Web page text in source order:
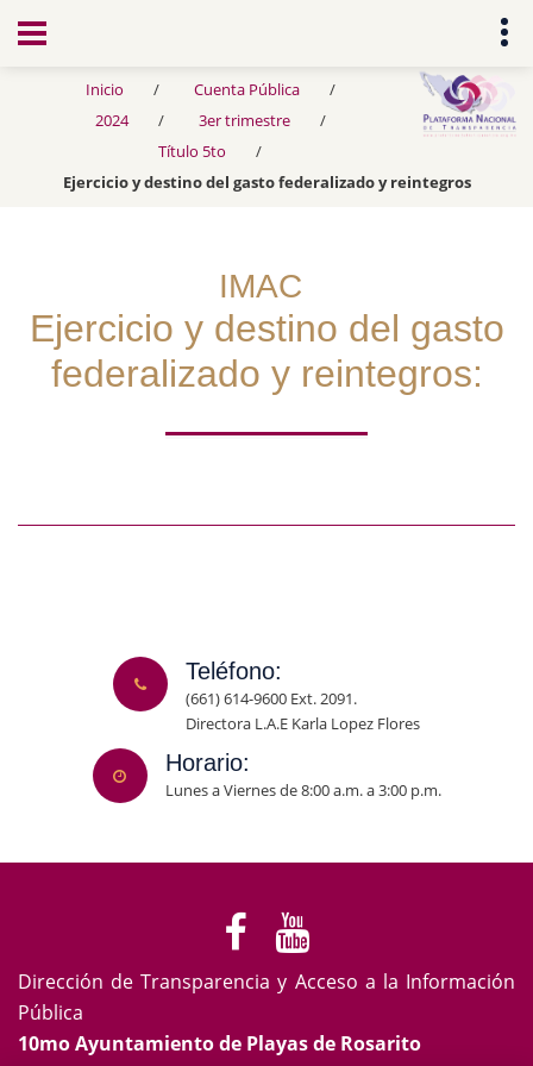
Transparencia
Inicio
Cuenta Pública
2024
3er trimestre
Título 5to
Ejercicio y destino del gasto federalizado y reintegros
IMAC
Ejercicio y destino del gasto
federalizado y reintegros:
Teléfono:
(661) 614-9600 Ext. 2091.
Directora L.A.E Karla Lopez Flores
Horario:
Lunes a Viernes de 8:00 a.m. a 3:00 p.m.
Dirección de Transparencia y Acceso a la Información
Pública
10mo Ayuntamiento de Playas de Rosarito